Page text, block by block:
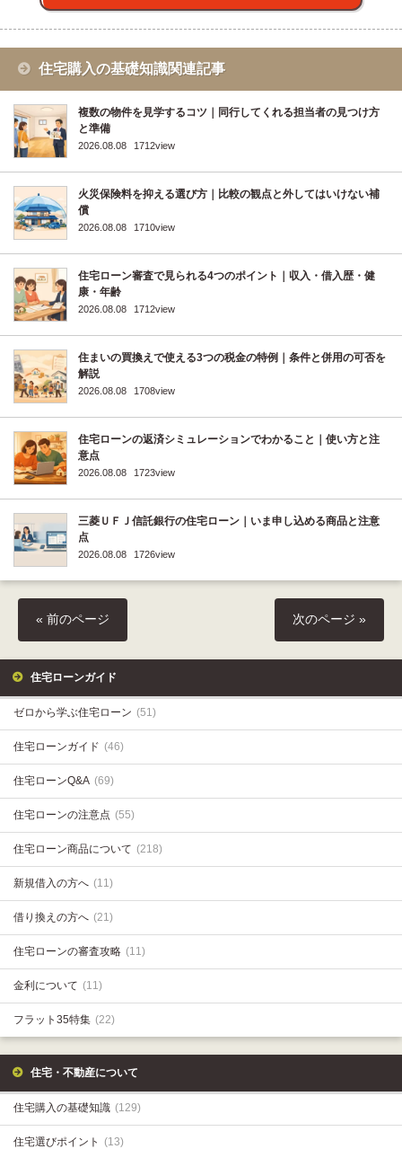
住宅購入の基礎知識関連記事
複数の物件を見学するコツ｜同行してくれる担当者の見つけ方
と準備
2026.08.08 1712view
火災保険料を抑える選び方｜比較の観点と外してはいけない補
償
2026.08.08 1710view
住宅ローン審査で見られる4つのポイント｜収入・借入歴・健
康・年齢
2026.08.08 1712view
住まいの買換えで使える3つの税金の特例｜条件と併用の可否を
解説
2026.08.08 1708view
住宅ローンの返済シミュレーションでわかること｜使い方と注
意点
2026.08.08 1723view
三菱ＵＦＪ信託銀行の住宅ローン｜いま申し込める商品と注意
点
2026.08.08 1726view
« 前のページ 次のページ »
住宅ローンガイド
ゼロから学ぶ住宅ローン (51)
住宅ローンガイド (46)
住宅ローンQ&A (69)
住宅ローンの注意点 (55)
住宅ローン商品について (218)
新規借入の方へ (11)
借り換えの方へ (21)
住宅ローンの審査攻略 (11)
金利について (11)
フラット35特集 (22)
住宅・不動産について
住宅購入の基礎知識 (129)
住宅選びポイント (13)